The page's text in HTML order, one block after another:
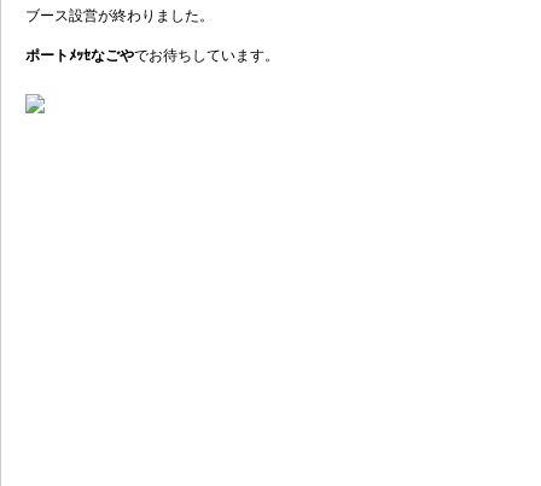
ブース設営が終わりました。
ポートﾒｯｾなごやでお待ちしています。